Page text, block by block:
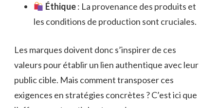
Éthique: La provenance des produits et
les conditions de production sont cruciales.
Les marques doivent donc s’inspirer de ces
valeurs pour établir un lien authentique avec leur
public cible. Mais comment transposer ces
exigences en stratégies concrètes ? C’est ici que